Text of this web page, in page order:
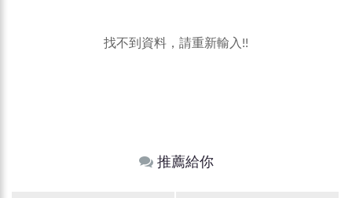
找不到資料，請重新輸入!!
推薦給你